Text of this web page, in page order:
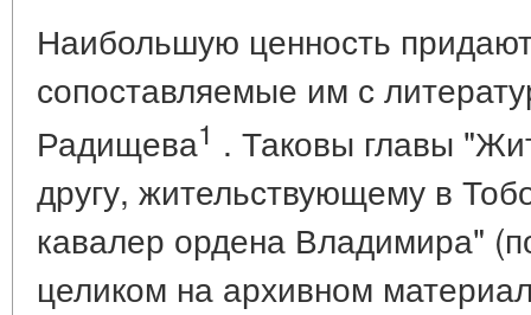
Наибольшую ценность
сопоставляемые им с
Радищева1 . Таковы главы
другу, жительствующему в
кавалер ордена Владимира"
целиком на архивном